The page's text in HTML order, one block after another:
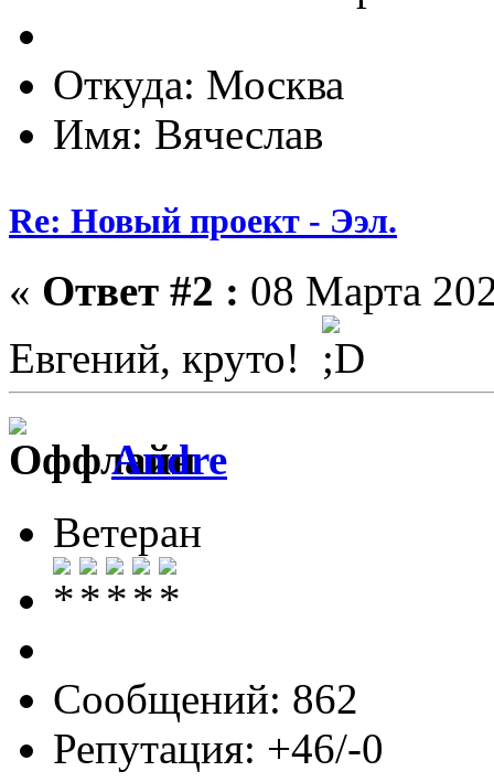
Откуда: Москва
Имя: Вячеслав
Re: Новый проект - Ээл.
« Ответ #2 : 08 Марта
Евгений, круто!
Andre
Ветеран
Сообщений: 862
Репутация: +46/-0